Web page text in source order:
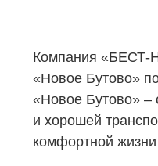
Компания «БЕСТ-
«Новое Бутово»
«Новое Бутово» –
и хорошей
комфортной